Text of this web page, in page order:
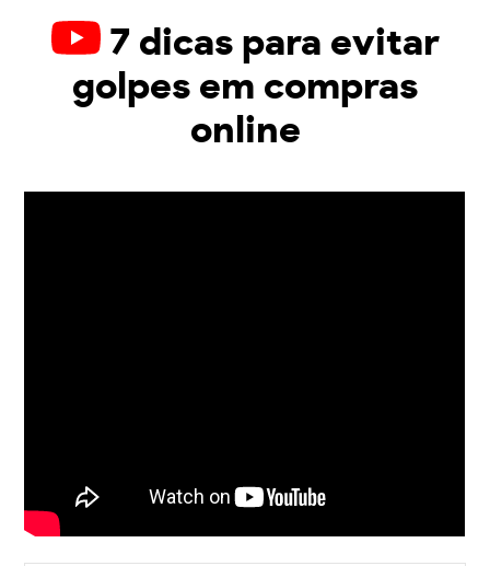
7 dicas para evitar
golpes em compras
online